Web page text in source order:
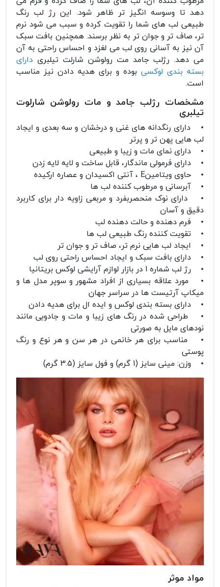
دهد تا وسوسه انگیز تر ظاهر شود. این رژ لب رنگ
طبیعی لب های شما را تقویت کرده و سبب می شود نرم
تر، صاف تر و جوان تر به نظر برسند. همچنین بافت سبک
آن نیز به آسانی روی لب می لغزد و احساس راحتی به آن
می دهد. رژلب جامد مت رولوشن شارلت تیلبری دارای
بسته بندی لوکسی بوده و برای هدیه دادن نیز مناسب
است.
مشخصات رژلب جامد و مات رولوشن شارلوت
تیلبری
• دارای رنگدانه های غنی و درخشان و سه بعدی و ایجاد
لب هایی پهن تر و پرتر
• دارای نمای مات و زیبا و طبیعی
• دارای فرمولی ماندگار، قابل ساخت و لایه لایه زدن
• حاوی ویتامینE ، آنتی اکسیدان و عصاره ارکیده
• آبرسانی و مرطوب کننده لب ها
• دارای نوک منحصربفرد و مربعی زاویه دار برای کاربرد
دقیق و آسان
• فرم دهنده و حالت دهنده لب
• تقویت کننده رنگ طبیعی لب ها
• ایجاد لب هایی نرم تر، صاف تر و جوان تر
• دارای بافت سبک و ایجاد احساس راحتی روی لب
• رژ لب شماره 1 در بازار لوازم آرایشی لوکس بریتانیا
• مورد علاقه بسیاری از افراد مشهور و سوپر مدل ها و
میکاپ آرتیست ها در سراسر جهان
• دارای بسته بندی لوکس و ایده ال برای هدیه دادن
• طراحی شده در رنگ های زیبا و مات و جادویی مانند
نودهای مایل به صورتی
• مناسب برای هر خانمی در هر سن و هر نوع و رنگ
پوستی
• وزن: مینی سایز (1 گرم) و فول سایز (3.5 گرم)
مواد موثر